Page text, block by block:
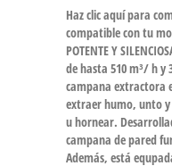
Haz clic aquí para
compatible con tu
POTENTE Y
de hasta 510 m³/ h y
campana extractora
extraer humo, unto
u hornear.
campana de pared
Además, está